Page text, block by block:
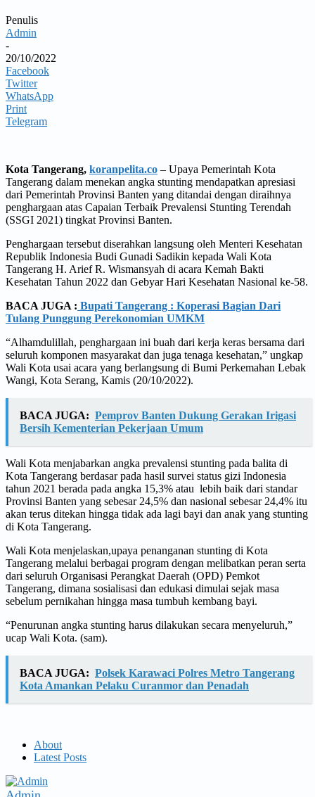
Penulis
Admin
-
20/10/2022
Facebook
Twitter
WhatsApp
Print
Telegram
Kota Tangerang, koranpelita.co – Upaya Pemerintah Kota
Tangerang dalam menekan angka stunting mendapatkan apresiasi
dari Pemerintah Provinsi Banten yang ditandai dengan diraihnya
penghargaan atas Capaian Terbaik Prevalensi Stunting Terendah
(SSGI 2021) tingkat Provinsi Banten.
Penghargaan tersebut diserahkan langsung oleh Menteri Kesehatan
Republik Indonesia Budi Gunadi Sadikin kepada Wali Kota
Tangerang H. Arief R. Wismansyah di acara Kemah Bakti
Kesehatan Tahun 2022 dan Gebyar Hari Kesehatan Nasional ke-58.
BACA JUGA : Bupati Tangerang : Koperasi Bagian Dari
Tulang Punggung Perekonomian UMKM
“Alhamdulillah, penghargaan ini buah dari kerja keras bersama dari
seluruh komponen masyarakat dan juga tenaga kesehatan,” ungkap
Wali Kota usai acara yang berlangsung di Bumi Perkemahan Lebak
Wangi, Kota Serang, Kamis (20/10/2022).
BACA JUGA: Pemprov Banten Dukung Gerakan Irigasi
Bersih Kementerian Pekerjaan Umum
Wali Kota menjabarkan angka prevalensi stunting pada balita di
Kota Tangerang berdasar pada hasil survei status gizi Indonesia
tahun 2021 berada pada angka 15,3% atau lebih baik dari standar
Provinsi Banten yang sebesar 24,5% dan nasional sebesar 24,4% itu
akan terus ditekan hingga tidak ada lagi bayi dan anak yang stunting
di Kota Tangerang.
Wali Kota menjelaskan,upaya penanganan stunting di Kota
Tangerang melalui berbagai program dengan melibatkan peran serta
dari seluruh Organisasi Perangkat Daerah (OPD) Pemkot
Tangerang, dimana sosialisasi dan edukasi dimulai sejak masa
sebelum pernikahan hingga masa tumbuh kembang bayi.
“Penurunan angka stunting harus dilakukan secara menyeluruh,”
ucap Wali Kota. (sam).
BACA JUGA: Polsek Karawaci Polres Metro Tangerang
Kota Amankan Pelaku Curanmor dan Penadah
About
Latest Posts